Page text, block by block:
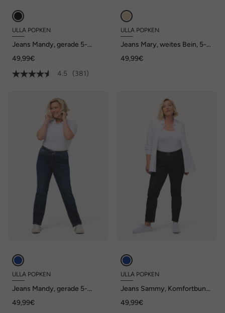
ULLA POPKEN
Jeans Mandy, gerade 5-
Stretch
49,99€
4.5
(381)
ULLA POPKEN
Jeans Mary, weites Bein, 5-
Komfortbund
49,99€
ULLA POPKEN
Jeans Mandy, gerade 5-
Stretch
49,99€
ULLA POPKEN
Jeans Sammy, Komfortbund,
49,99€